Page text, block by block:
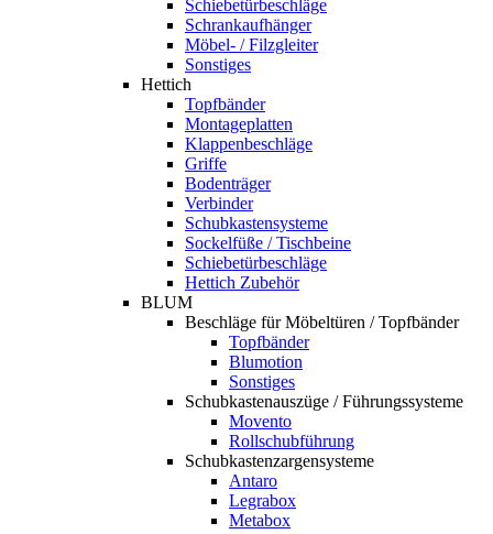
Schiebetürbeschläge
Schrankaufhänger
Möbel- / Filzgleiter
Sonstiges
Hettich
Topfbänder
Montageplatten
Klappenbeschläge
Griffe
Bodenträger
Verbinder
Schubkastensysteme
Sockelfüße / Tischbeine
Schiebetürbeschläge
Hettich Zubehör
BLUM
Beschläge für Möbeltüren / Topfbänder
Topfbänder
Blumotion
Sonstiges
Schubkastenauszüge / Führungssysteme
Movento
Rollschubführung
Schubkastenzargensysteme
Antaro
Legrabox
Metabox